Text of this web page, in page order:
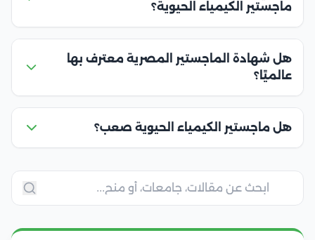
ماجستير الكيمياء الحيوية؟
هل شهادة الماجستير المصرية معترف بها
عالميًا؟
هل ماجستير الكيمياء الحيوية صعب؟